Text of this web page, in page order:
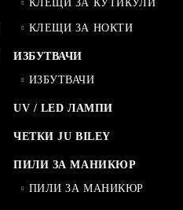
КЛЕЩИ ЗА КУТИКУЛИ
КЛЕЩИ ЗА НОКТИ
ИЗБУТВАЧИ
ИЗБУТВАЧИ
UV / LED ЛАМПИ
ЧЕТКИ JU BILEY
ПИЛИ ЗА МАНИКЮР
ПИЛИ ЗА МАНИКЮР